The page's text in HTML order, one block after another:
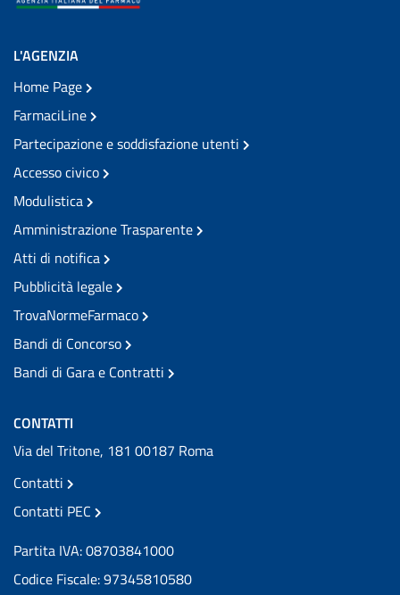
L'AGENZIA
Home Page
FarmaciLine
Partecipazione e soddisfazione utenti
Accesso civico
Modulistica
Amministrazione Trasparente
Atti di notifica
Pubblicità legale
TrovaNormeFarmaco
Bandi di Concorso
Bandi di Gara e Contratti
CONTATTI
Via del Tritone, 181 00187 Roma
Contatti
Contatti PEC
Partita IVA: 08703841000
Codice Fiscale: 97345810580